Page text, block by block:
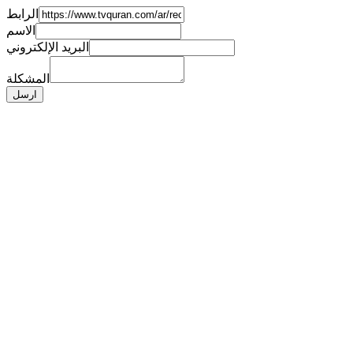
الرابط
الاسم
البريد الإلكتروني
المشكلة
ارسل